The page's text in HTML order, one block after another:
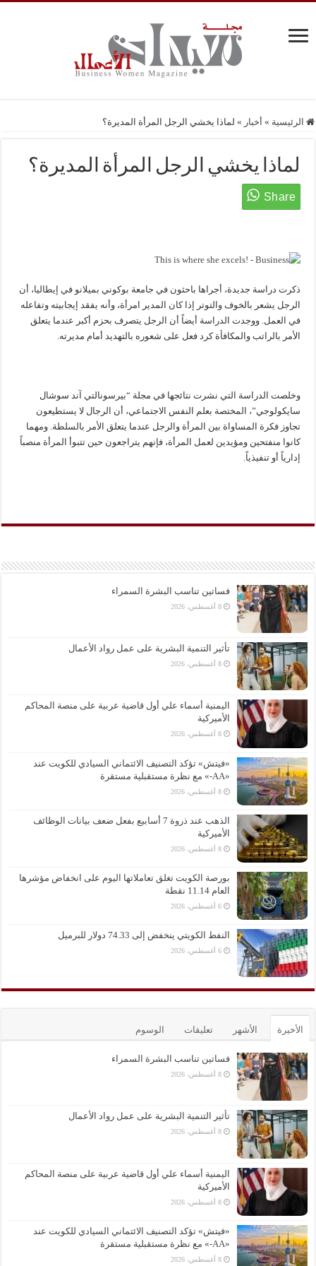
الرئيسية » أخبار » لماذا يخشي الرجل المرأة المديرة؟
لماذا يخشي الرجل المرأة المديرة؟
ذكرت دراسة جديدة، أجراها باحثون في جامعة بوكوني بميلانو في إيطاليا، أن
الرجل يشعر بالخوف والتوتر إذا كان المدير امرأة، وأنه يفقد إيجابيته وتفاعله
في العمل. ووجدت الدراسة أيضاً أن الرجل يتصرف بحزم أكبر عندما يتعلق
الأمر بالراتب والمكافأة كرد فعل على شعوره بالتهديد أمام مديرته.
وخلصت الدراسة التي نشرت نتائجها في مجلة “بيرسونالتي آند سوشال
سايكولوجي”، المختصة بعلم النفس الاجتماعي، أن الرجال لا يستطيعون
تجاوز فكرة المساواة بين المرأة والرجل عندما يتعلق الأمر بالسلطة. ومهما
كانوا منفتحين ومؤيدين لعمل المرأة، فإنهم يتراجعون حين تتبوأ المرأة منصباً
إدارياً أو تنفيذياً.
فساتين تناسب البشرة السمراء
8 أغسطس، 2026
تأثير التنمية البشرية على عمل رواد الأعمال
8 أغسطس، 2026
اليمنية أسماء علي أول قاضية عربية على منصة المحاكم
الأميركية
8 أغسطس، 2026
«فيتش» تؤكد التصنيف الائتماني السيادي للكويت عند
«AA-» مع نظرة مستقبلية مستقرة
8 أغسطس، 2026
الذهب عند ذروة 7 أسابيع بفعل ضعف بيانات الوظائف
الأميركية
8 أغسطس، 2026
بورصة الكويت تغلق تعاملاتها اليوم على انخفاض مؤشرها
العام 11.14 نقطة
6 أغسطس، 2026
النفط الكويتي ينخفض إلى 74.33 دولار للبرميل
6 أغسطس، 2026
الأخيرة الأشهر تعليقات الوسوم
فساتين تناسب البشرة السمراء
8 أغسطس، 2026
تأثير التنمية البشرية على عمل رواد الأعمال
8 أغسطس، 2026
اليمنية أسماء علي أول قاضية عربية على منصة المحاكم
الأميركية
8 أغسطس، 2026
«فيتش» تؤكد التصنيف الائتماني السيادي للكويت عند
«AA-» مع نظرة مستقبلية مستقرة
8 أغسطس، 2026